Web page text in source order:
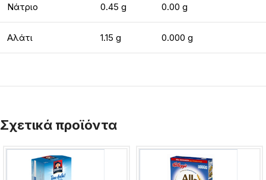
Νάτριο 0.45 g 0.00 g
Αλάτι 1.15 g 0.000 g
Σχετικά προϊόντα